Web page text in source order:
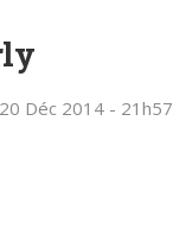
Déc 2014 - 21h57